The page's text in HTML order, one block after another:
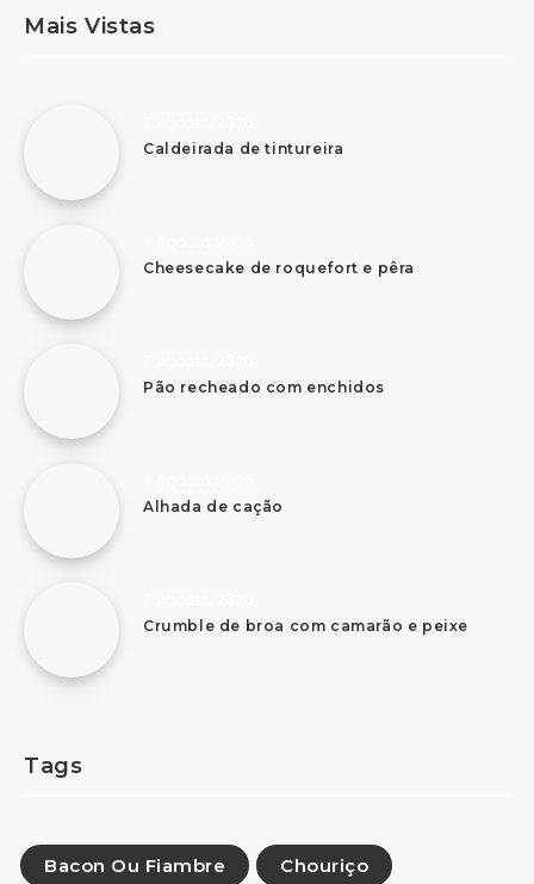
Mais Vistas
Caldeirada de tintureira
Cheesecake de roquefort e pêra
Pão recheado com enchidos
Alhada de cação
Crumble de broa com camarão e peixe
Tags
Bacon Ou Fiambre Chouriço